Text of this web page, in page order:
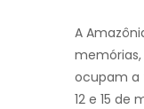
A
ocupam a
12 e 15 de